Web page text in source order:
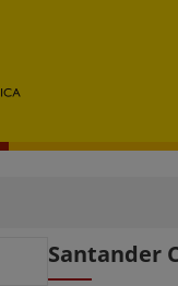
Santander